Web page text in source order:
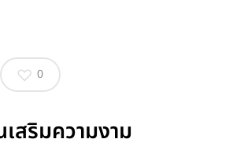
0
สริมความงาม